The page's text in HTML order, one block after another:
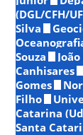
(DGL/CFH/
Silva
Souza
Canhisares
Gomes
Filho
Catarina
Santa